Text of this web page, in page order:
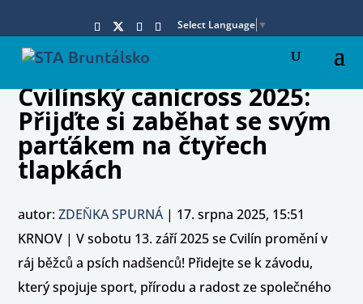
Select Language ▼
Cvilínský canicross 2025:
Přijďte si zaběhat se svým
parťákem na čtyřech
tlapkách
autor:ZDEŇKA SPURNÁ| 17. srpna 2025, 15:51
KRNOV | V sobotu 13. září 2025 se Cvilín promění v
ráj běžců a psích nadšenců! Přidejte se k závodu,
který spojuje sport, přírodu a radost ze společného